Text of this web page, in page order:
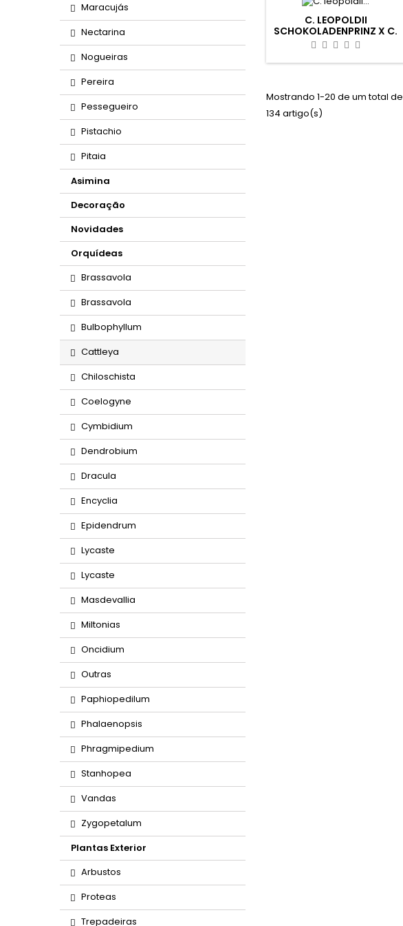
Maracujás
Nectarina
Nogueiras
Pereira
Pessegueiro
Pistachio
Pitaia
Asimina
Decoração
Novidades
Orquídeas
Brassavola
Brassavola
Bulbophyllum
Cattleya
Chiloschista
Coelogyne
Cymbidium
Dendrobium
Dracula
Encyclia
Epidendrum
Lycaste
Lycaste
Masdevallia
Miltonias
Oncidium
Outras
Paphiopedilum
Phalaenopsis
Phragmipedium
Stanhopea
Vandas
Zygopetalum
Plantas Exterior
Arbustos
Proteas
Trepadeiras
C. LEOPOLDII
SCHOKOLADENPRINZ X C.
LEOPOLDII DARK PRINCE
Mostrando 1-20 de um total de
134 artigo(s)